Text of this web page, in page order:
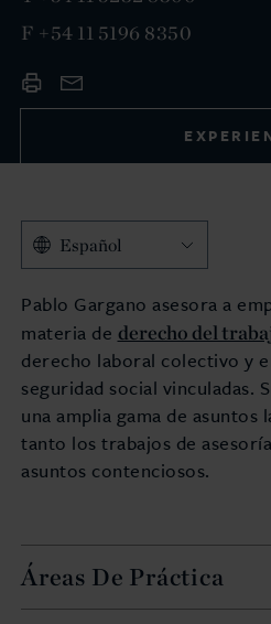
F +54 11 5196 8350
Español
Pablo Gargano asesora a
materia de derecho del
derecho laboral colectivo y
seguridad social vinculadas.
una amplia gama de asuntos
tanto los trabajos de
asuntos contenciosos.
Áreas De Práctica